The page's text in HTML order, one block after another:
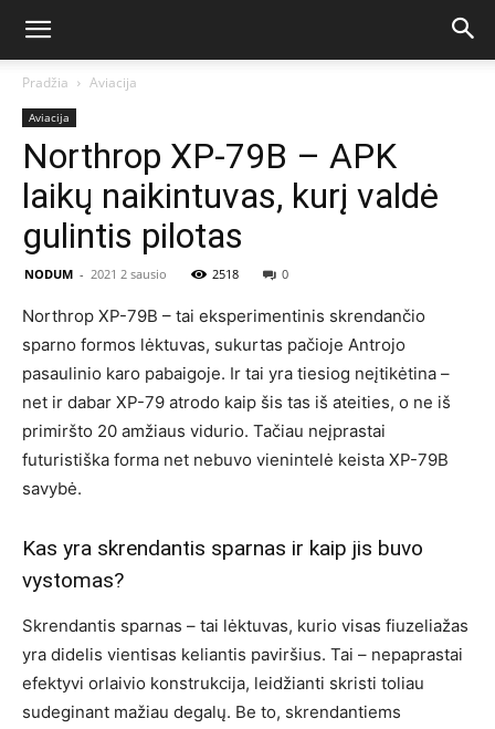
Pradžia Aviacija
Aviacija
Northrop XP-79B – APK
laikų naikintuvas, kurį valdė
gulintis pilotas
NODUM - 2021 2 sausio 2518 0
Northrop XP-79B – tai eksperimentinis skrendančio
sparno formos lėktuvas, sukurtas pačioje Antrojo
pasaulinio karo pabaigoje. Ir tai yra tiesiog neįtikėtina –
net ir dabar XP-79 atrodo kaip šis tas iš ateities, o ne iš
primiršto 20 amžiaus vidurio. Tačiau neįprastai
futuristiška forma net nebuvo vienintelė keista XP-79B
savybė.
Kas yra skrendantis sparnas ir kaip jis buvo
vystomas?
Skrendantis sparnas – tai lėktuvas, kurio visas fiuzeliažas
yra didelis vientisas keliantis paviršius. Tai – nepaprastai
efektyvi orlaivio konstrukcija, leidžianti skristi toliau
sudeginant mažiau degalų. Be to, skrendantiems